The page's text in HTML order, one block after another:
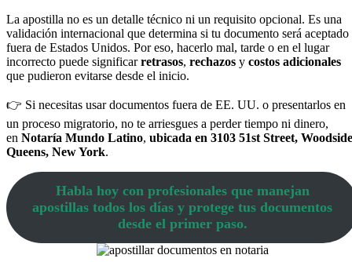
La apostilla no es un detalle técnico ni un requisito opcional. Es una
validación internacional que determina si tu documento será aceptado
fuera de Estados Unidos. Por eso, hacerlo mal, tarde o en el lugar
incorrecto puede significarretrasos, rechazos y costos adicionales
que pudieron evitarse desde el inicio.
👉 Si necesitas usar documentos fuera de EE. UU. o presentarlos en
un proceso migratorio, no te arriesgues a perder tiempo ni dinero,
en Notaría Mundo Latino, ubicada en 3103 51st Street,
Queens, New York.
Habla hoy con profesionales que manejan
apostillas todos los días y protege tus documentos
desde el primer paso.